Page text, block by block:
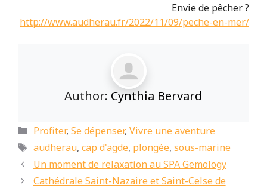
Envie de pêcher ?
http://www.audherau.fr/2022/11/09/peche-en-mer/
Author: Cynthia Bervard
Catégories
Profiter, Se dépenser, Vivre une aventure
Étiquettes
audherau, cap d'agde, plongée, sous-marine
Un moment de relaxation au SPA Gemology
Cathédrale Saint-Nazaire et Saint-Celse de